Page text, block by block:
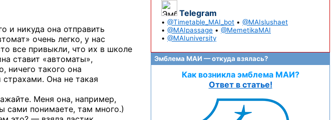
и никуда она отправить
очень легко, у нас
все привыкли, что их в школе
ставит «автоматы»,
ничего такого она
Она не такая
Меня она, например,
сами понимаете, там много.)
Telegram
• @Timetable_MAI_bot • @MAIslushaet
• @MAIpassage • @MemetikaMAI
• @MAIuniversity
Эмблема МАИ — откуда взялась?
Как возникла эмблема МАИ?
Ответ в статье!